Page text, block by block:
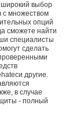
широкий выбор
с множеством
опций
сможете найти
специалисты
сделать
другие.
в случае
- полный